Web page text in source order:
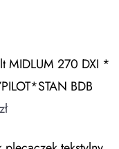
MIDLUM 270 DXI *
BDB
zł